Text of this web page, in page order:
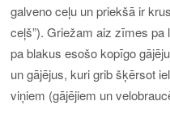
galveno ceļu un priekšā ir
ceļš”). Griežam aiz zīmes
pa blakus esošo kopīgo
un gājējus, kuri grib šķērsot
viņiem (gājējiem un